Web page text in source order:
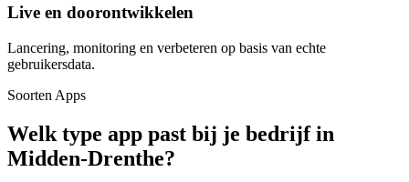
Live en doorontwikkelen
Lancering, monitoring en verbeteren op basis van echte
gebruikersdata.
Soorten Apps
Welk type app past bij je bedrijf in
Midden-Drenthe?